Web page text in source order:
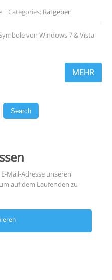
| Categories: Ratgeber
von Windows 7 & Vista
MEHR
Mail-Adresse unseren
auf dem Laufenden zu